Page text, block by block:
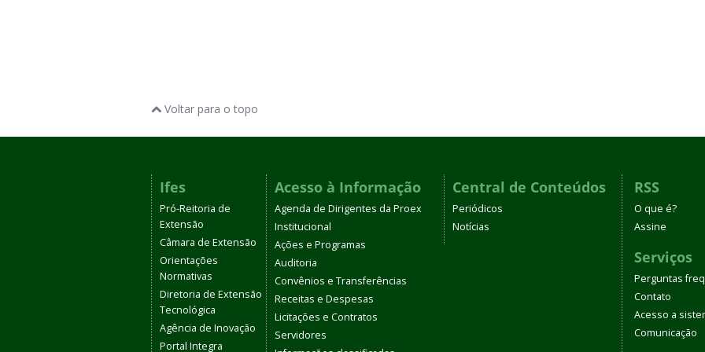
Voltar para o topo
Ifes
Pró-Reitoria de
Extensão
Câmara de Extensão
Orientações
Normativas
Diretoria de Extensão
Tecnológica
Agência de Inovação
Portal Integra
Acesso à Informação
Agenda de Dirigentes da Proex
Institucional
Ações e Programas
Auditoria
Convênios e Transferências
Receitas e Despesas
Licitações e Contratos
Servidores
Central de Conteúdos
Periódicos
Notícias
RSS
O que é?
Assine
Serviços
Perguntas
Contato
Acesso a
Comunicação